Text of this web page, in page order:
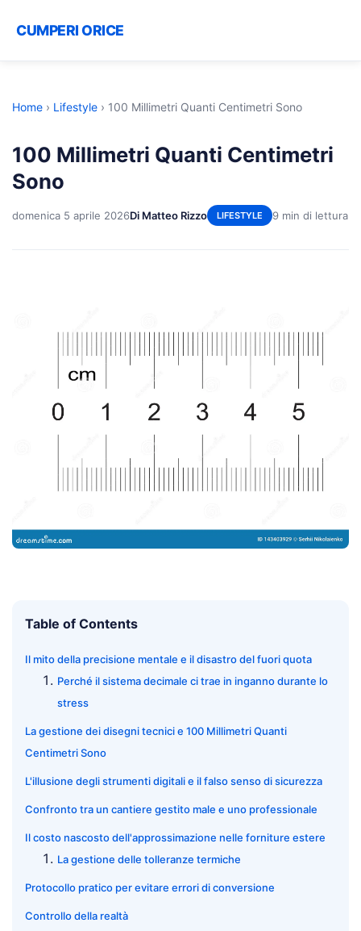
CUMPERI ORICE
Home › Lifestyle › 100 Millimetri Quanti Centimetri Sono
100 Millimetri Quanti Centimetri
Sono
domenica 5 aprile 2026Di Matteo Rizzo LIFESTYLE 9 min di lettura
Table of Contents
Il mito della precisione mentale e il disastro del fuori quota
Perché il sistema decimale ci trae in inganno durante lo
stress
La gestione dei disegni tecnici e 100 Millimetri Quanti
Centimetri Sono
L'illusione degli strumenti digitali e il falso senso di sicurezza
Confronto tra un cantiere gestito male e uno professionale
Il costo nascosto dell'approssimazione nelle forniture estere
La gestione delle tolleranze termiche
Protocollo pratico per evitare errori di conversione
Controllo della realtà